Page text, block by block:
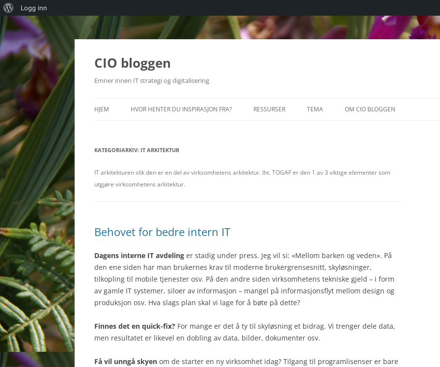
Om
WordPress
Logg inn
Hopp
CIO bloggen
Emner innen IT strategi og digitalisering
HJEM HVOR HENTER DU INSPIRASJON FRA? RESSURSER TEMA
LEDELSE
IT
TEKNOLOGI
IT
VIRKSOMHETSKRITISKE
PRODUCT
DIGITALISERING NYTTIGE
SOSIALE
OM CIO BLOGGEN
KATEGORIARKIV: IT ARKITEKTUR
IT arkitekturen slik den er en del av virksomhetens arkitektur. Iht. TOGAF er den 1 av 3 viktige elementer som
utgjøre virksomhetens arkitektur.
Behovet for bedre intern IT
Dagens interne IT avdeling er stadig under press. Jeg vil si: «Mellom barken og veden». På
den ene siden har man brukernes krav til moderne brukergrensesnitt, skyløsninger,
tilkopling til mobile tjenester osv. På den andre siden virksomhetens tekniske gjeld – i form
av gamle IT systemer, siloer av informasjon – mangel på informasjonsflyt mellom design og
produksjon osv. Hva slags plan skal vi lage for å bøte på dette?
Finnes det en quick-fix? For mange er det å ty til skyløsning et bidrag. Vi trenger dele data,
men resultatet er likevel en dobling av data, bilder, dokumenter osv.
Få vil unngå skyen om de starter en ny virksomhet idag? Tilgang til programlisenser er bare